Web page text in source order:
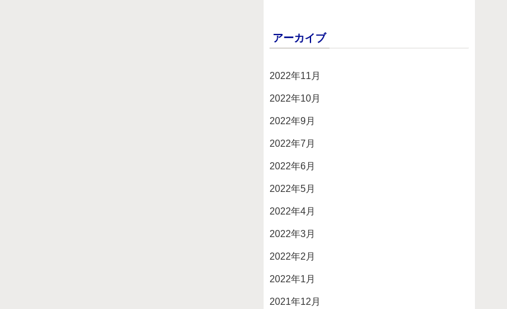
アーカイブ
2022年11月
2022年10月
2022年9月
2022年7月
2022年6月
2022年5月
2022年4月
2022年3月
2022年2月
2022年1月
2021年12月